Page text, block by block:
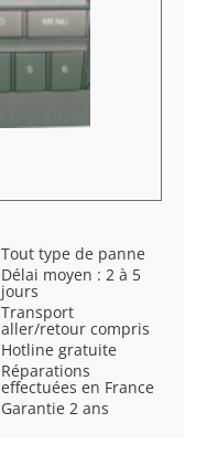
Tout type de panne
Délai moyen : 2 à 5
jours
Transport
aller/retour compris
Hotline gratuite
Réparations
effectuées en France
Garantie 2 ans